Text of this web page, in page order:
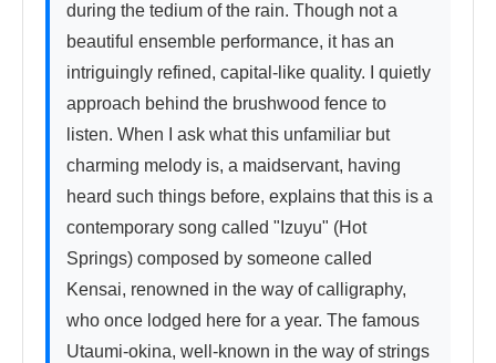
during the tedium of the rain. Though not a
beautiful ensemble performance, it has an
intriguingly refined, capital-like quality. I quietly
approach behind the brushwood fence to
listen. When I ask what this unfamiliar but
charming melody is, a maidservant, having
heard such things before, explains that this is a
contemporary song called "Izuyu" (Hot
Springs) composed by someone called
Kensai, renowned in the way of calligraphy,
who once lodged here for a year. The famous
Utaumi-okina, well-known in the way of strings